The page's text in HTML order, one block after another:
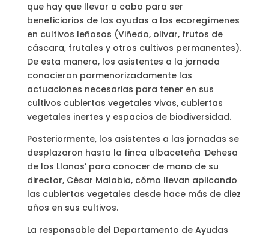
que hay que llevar a cabo para ser
beneficiarios de las ayudas a los ecoregímenes
en cultivos leñosos (Viñedo, olivar, frutos de
cáscara, frutales y otros cultivos permanentes).
De esta manera, los asistentes a la jornada
conocieron pormenorizadamente las
actuaciones necesarias para tener en sus
cultivos cubiertas vegetales vivas, cubiertas
vegetales inertes y espacios de biodiversidad.
Posteriormente, los asistentes a las jornadas se
desplazaron hasta la finca albaceteña ‘Dehesa
de los Llanos’ para conocer de mano de su
director, César Malabia, cómo llevan aplicando
las cubiertas vegetales desde hace más de diez
años en sus cultivos.
La responsable del Departamento de Ayudas